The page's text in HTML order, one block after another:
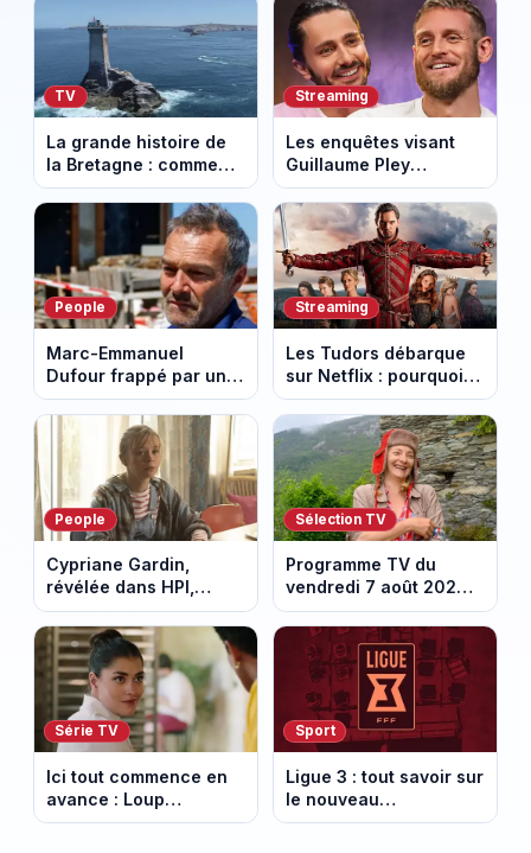
TV
La grande histoire de
la Bretagne : comment
les Bretons ont
défendu leur culture
au fil des décennies
Streaming
Les enquêtes visant
Guillaume Pley
poussent Ragnar Le
Breton à quitter la
tournée Legend
People
Marc-Emmanuel
Dufour frappé par un
terrible incendie : son
chalet part en fumée
Streaming
Les Tudors débarque
sur Netflix : pourquoi la
série n’a rien perdu de
son pouvoir
People
Cypriane Gardin,
révélée dans HPI,
lance une cagnotte
après des difficultés
financières
Sélection TV
Programme TV du
vendredi 7 août 2026 :
notre sélection pour
votre soirée télé
Série TV
Ici tout commence en
avance : Loup
découvre la trahison
Sport
Ligue 3 : tout savoir sur
le nouveau
championnat qui